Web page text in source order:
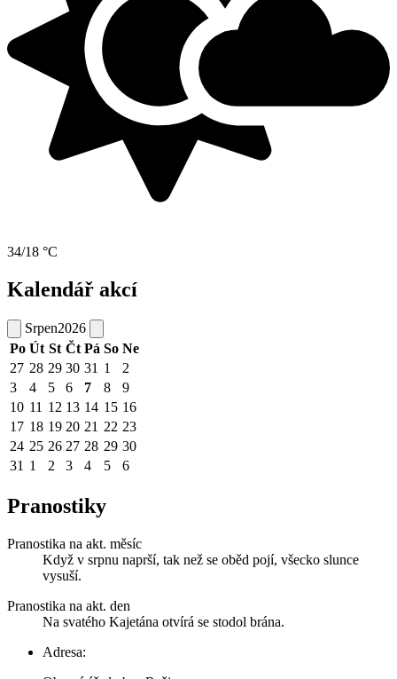
34/18 °C
Kalendář akcí
Srpen2026
Po Út St Čt Pá So Ne
27 28 29 30 31 1
2
3
4 5 6 7 8
9
10 11 12 13 14 15 16
17 18 19 20 21 22 23
24 25 26 27 28 29 30
31 1 2 3 4 5 6
Pranostiky
Pranostika na akt. měsíc
Když v srpnu naprší, tak než se oběd pojí, všecko slunce
vysuší.
Pranostika na akt. den
Na svatého Kajetána otvírá se stodol brána.
Adresa: